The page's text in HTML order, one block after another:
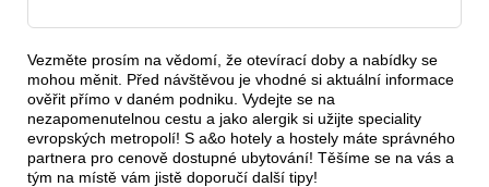
Vezměte prosím na vědomí, že otevírací doby a nabídky se
mohou měnit. Před návštěvou je vhodné si aktuální informace
ověřit přímo v daném podniku. Vydejte se na
nezapomenutelnou cestu a jako alergik si užijte speciality
evropských metropolí! S a&o hotely a hostely máte správného
partnera pro cenově dostupné ubytování! Těšíme se na vás a
tým na místě vám jistě doporučí další tipy!